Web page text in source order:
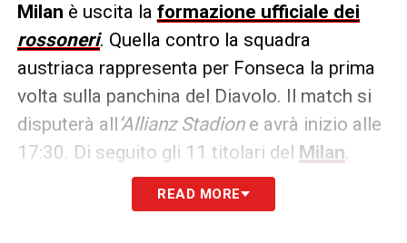
Milan è uscita la formazione ufficiale dei
rossoneri. Quella contro la squadra
austriaca rappresenta per Fonseca la prima
volta sulla panchina del Diavolo. Il match si
disputerà all‘Allianz Stadion e avrà inizio alle
17:30. Di seguito gli 11 titolari del Milan.
MILAN (4-2-3-1):Sportiello; Calabria, Thiaw,
READ MORE